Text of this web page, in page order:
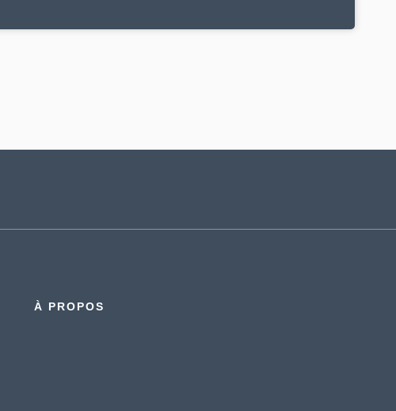
À PROPOS